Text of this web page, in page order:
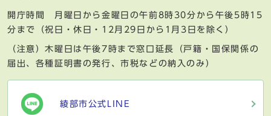
開庁時間 月曜日から金曜日の午前8時30分から午後5時15
分まで（祝日・休日・12月29日から1月3日を除く）
（注意）木曜日は午後7時まで窓口延長（戸籍・国保関係の
届出、各種証明書の発行、市税などの納入のみ）
綾部市公式LINE